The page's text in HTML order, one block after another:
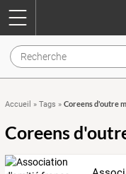
Accueil » Tags » Coreens d'outre
Coreens